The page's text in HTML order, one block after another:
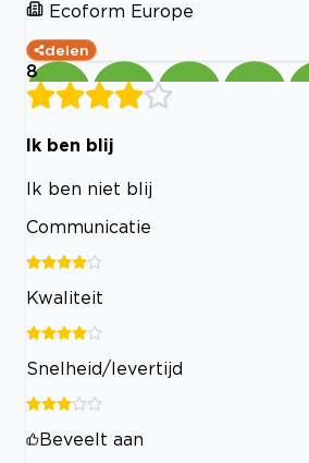
Ecoform Europe
delen
8
Ik ben blij
Ik ben niet blij
Communicatie
Kwaliteit
Snelheid/levertijd
Beveelt aan